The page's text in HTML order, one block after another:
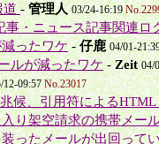
道-管理人 03/24-16:19
・ニュース記事関連ロ
ったワケ-仔鹿 04/01-
ルが減ったワケ-Zeit 04/
12-09:57No.23017
候、引用符による
り架空請求の携帯メー
ったメールが出回って